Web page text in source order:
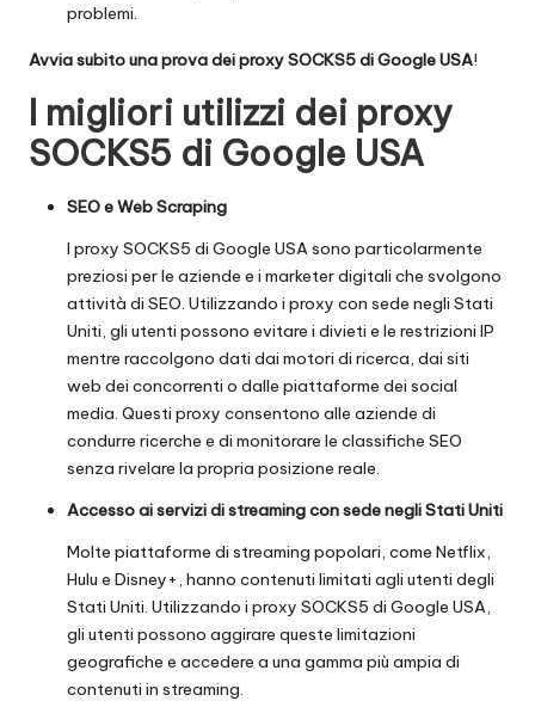
problemi.
Avvia subito una prova dei proxy SOCKS5 di Google USA!
I migliori utilizzi dei proxy
SOCKS5 di Google USA
SEO e Web Scraping
I proxy SOCKS5 di Google USA sono particolarmente
preziosi per le aziende e i marketer digitali che svolgono
attività di SEO. Utilizzando i proxy con sede negli Stati
Uniti, gli utenti possono evitare i divieti e le restrizioni IP
mentre raccolgono dati dai motori di ricerca, dai siti
web dei concorrenti o dalle piattaforme dei social
media. Questi proxy consentono alle aziende di
condurre ricerche e di monitorare le classifiche SEO
senza rivelare la propria posizione reale.
Accesso ai servizi di streaming con sede negli Stati Uniti
Molte piattaforme di streaming popolari, come Netflix,
Hulu e Disney+, hanno contenuti limitati agli utenti degli
Stati Uniti. Utilizzando i proxy SOCKS5 di Google USA,
gli utenti possono aggirare queste limitazioni
geografiche e accedere a una gamma più ampia di
contenuti in streaming.